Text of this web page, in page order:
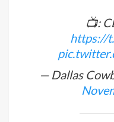
📺:
https://
— Dallas